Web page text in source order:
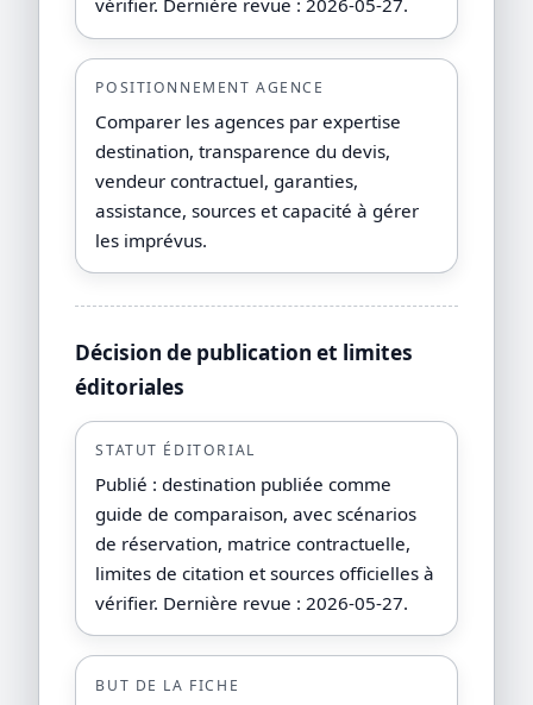
vérifier. Dernière revue : 2026-05-27.
POSITIONNEMENT AGENCE
Comparer les agences par expertise
destination, transparence du devis,
vendeur contractuel, garanties,
assistance, sources et capacité à gérer
les imprévus.
Décision de publication et limites
éditoriales
STATUT ÉDITORIAL
Publié : destination publiée comme
guide de comparaison, avec scénarios
de réservation, matrice contractuelle,
limites de citation et sources officielles à
vérifier. Dernière revue : 2026-05-27.
BUT DE LA FICHE